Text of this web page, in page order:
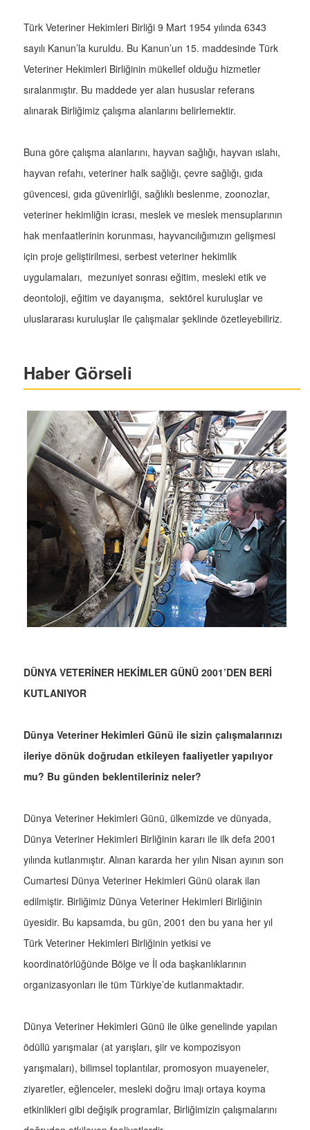
Türk Veteriner Hekimleri Birliği 9 Mart 1954 yılında 6343
sayılı Kanun’la kuruldu. Bu Kanun’un 15. maddesinde Türk
Veteriner Hekimleri Birliğinin mükellef olduğu hizmetler
sıralanmıştır. Bu maddede yer alan hususlar referans
alınarak Birliğimiz çalışma alanlarını belirlemektir.
Buna göre çalışma alanlarını, hayvan sağlığı, hayvan ıslahı,
hayvan refahı, veteriner halk sağlığı, çevre sağlığı, gıda
güvencesi, gıda güvenirliği, sağlıklı beslenme, zoonozlar,
veteriner hekimliğin icrası, meslek ve meslek mensuplarının
hak menfaatlerinin korunması, hayvancılığımızın gelişmesi
için proje geliştirilmesi, serbest veteriner hekimlik
uygulamaları, mezuniyet sonrası eğitim, mesleki etik ve
deontoloji, eğitim ve dayanışma, sektörel kuruluşlar ve
uluslararası kuruluşlar ile çalışmalar şeklinde özetleyebiliriz.
Haber Görseli
DÜNYA VETERİNER HEKİMLER GÜNÜ 2001’DEN BERİ
KUTLANIYOR
Dünya Veteriner Hekimleri Günü ile sizin çalışmalarınızı
ileriye dönük doğrudan etkileyen faaliyetler yapılıyor
mu? Bu günden beklentileriniz neler?
Dünya Veteriner Hekimleri Günü, ülkemizde ve dünyada,
Dünya Veteriner Hekimleri Birliğinin kararı ile ilk defa 2001
yılında kutlanmıştır. Alınan kararda her yılın Nisan ayının son
Cumartesi Dünya Veteriner Hekimleri Günü olarak ilan
edilmiştir. Birliğimiz Dünya Veteriner Hekimleri Birliğinin
üyesidir. Bu kapsamda, bu gün, 2001 den bu yana her yıl
Türk Veteriner Hekimleri Birliğinin yetkisi ve
koordinatörlüğünde Bölge ve İl oda başkanlıklarının
organizasyonları ile tüm Türkiye’de kutlanmaktadır.
Dünya Veteriner Hekimleri Günü ile ülke genelinde yapılan
ödüllü yarışmalar (at yarışları, şiir ve kompozisyon
yarışmaları), bilimsel toplantılar, promosyon muayeneler,
ziyaretler, eğlenceler, mesleki doğru imajı ortaya koyma
etkinlikleri gibi değişik programlar, Birliğimizin çalışmalarını